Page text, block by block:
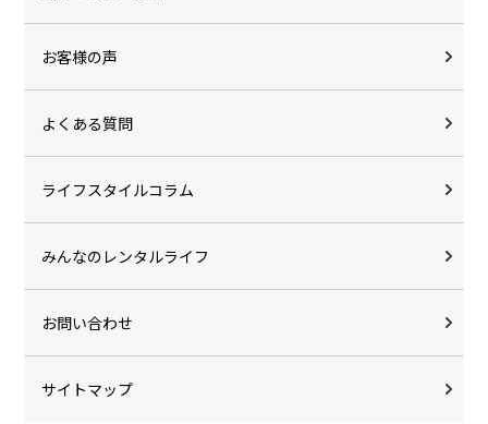
お客様の声
よくある質問
ライフスタイルコラム
みんなのレンタルライフ
お問い合わせ
サイトマップ